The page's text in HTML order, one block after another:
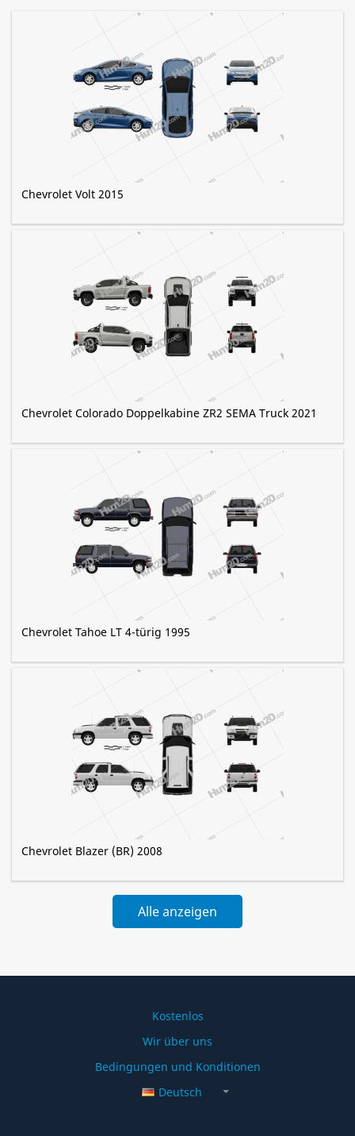
Chevrolet Volt 2015
Chevrolet Colorado Doppelkabine ZR2 SEMA Truck 2021
Chevrolet Tahoe LT 4-türig 1995
Chevrolet Blazer (BR) 2008
Alle anzeigen
Kostenlos
Wir über uns
Bedingungen und Konditionen
Deutsch